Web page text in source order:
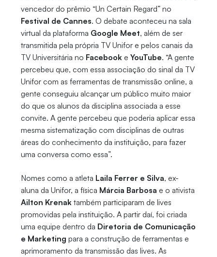
vencedor do prêmio “Un Certain Regard” no
Festival de Cannes. O debate aconteceu na sala
virtual da plataforma Google Meet, além de ser
transmitida pela própria TV Unifor e pelos canais da
TV Universitária no Facebooke YouTube. “A gente
percebeu que, com essa associação do sinal da TV
Unifor com as ferramentas de transmissão online, a
gente conseguiu alcançar um público muito maior
do que os alunos da disciplina associada a esse
convite. A gente percebeu que poderia aplicar essa
mesma sistematização com disciplinas de outras
áreas do conhecimento da instituição, para fazer
uma conversa como essa”.
Nomes como a atleta Laila Ferrer e Silva, ex-
aluna da Unifor, a física Márcia Barbosa e o ativista
Ailton Krenaktambém participaram de lives
promovidas pela instituição. A partir daí, foi criada
uma equipe dentro da Diretoria de Comunicação
e Marketing para a construção de ferramentas e
aprimoramento da transmissão das lives. As